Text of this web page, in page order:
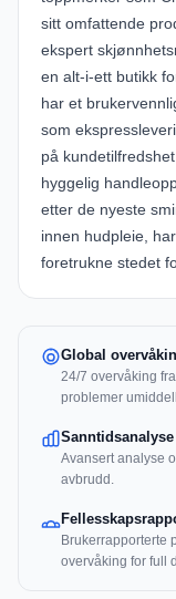
sitt omfattende
ekspert
en alt-i-ett butikk
har et
som
på
hyggelig
etter de nyeste
innen hudpleie,
foretrukne stedet
Global
24/7 overvåking
problemer
Sanntidsanalyse
Avansert analyse
avbrudd.
Brukerrapporterte
overvåking for full